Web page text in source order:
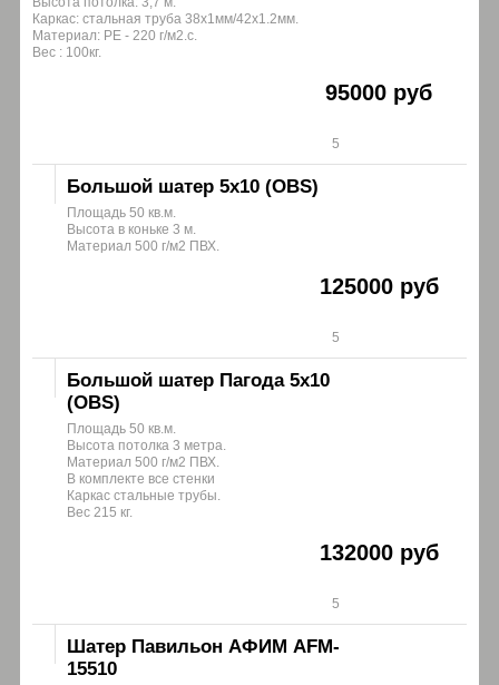
Каркас: стальная труба 38х1мм/42x1.2мм.
Материал: PE - 220 г/м2.с.
Вес : 100кг.
95000 руб
5
Большой шатер 5х10 (OBS)
Площадь 50 кв.м.
Высота в коньке 3 м.
Материал 500 г/м2 ПВХ.
125000 руб
5
Большой шатер Пагода 5х10
(OBS)
Площадь 50 кв.м.
Высота потолка 3 метра.
Материал 500 г/м2 ПВХ.
В комплекте все стенки
Каркас стальные трубы.
Вес 215 кг.
132000 руб
5
Шатер Павильон АФИМ AFM-
15510